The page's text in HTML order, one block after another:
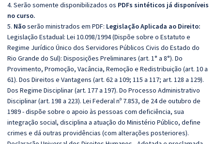
4. Serão somente disponibilizados os PDFs sintéticos já disponíveis
no curso.
5. Nãoserão ministrados em PDF: Legislação Aplicada ao Direito:
Legislação Estadual: Lei 10.098/1994 (Dispõe sobre o Estatuto e
Regime Jurídico Único dos Servidores Públicos Civis do Estado do
Rio Grande do Sul): Disposições Preliminares (art. 1° a 8°). Do
Provimento, Promoção, Vacância, Remoção e Redistribuição (art. 10 a
61). Dos Direitos e Vantagens (art. 62 a 109; 115 a 117; art. 128 a 129).
Dos Regime Disciplinar (art. 177 a 197). Do Processo Administrativo
Disciplinar (art. 198 a 223). Lei Federal nº 7.853, de 24 de outubro de
1989 - dispõe sobre o apoio às pessoas com deficiência, sua
integração social, disciplina a atuação do Ministério Público, define
crimes e dá outras providências (com alterações posteriores).